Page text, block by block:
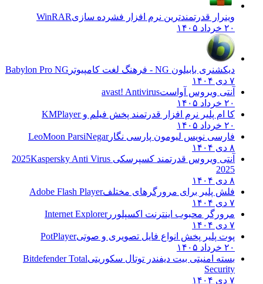
وینرار قدرتمندترین نرم افزار فشرده سازیWinRAR
دیکشنری بابیلون NG - فرهنگ لغت کامپیوتر
Babylon Pro NG
آنتی ویروس آواستavast! Antivirus
کا ام پلیر نرم افزار قدرتمند پخش فیلم وKMPlayer
فارسی نویس لیومون پارسی نگار LeoMoon ParsiNegar
آنتی ویروس قدرتمند کسپرسکی 2025Kaspersky Anti Virus
2025
فلش پلیر برای مرورگرهای مختلفAdobe Flash Player
مرورگر محبوب اینترنت اکسپلوررInternet Explorer
پوت پلیر پخش انواع فایل تصویری و صوتیPotPlayer
بسته امنیتی بیت دیفندر توتال سکوریتی Bitdefender Total
Security